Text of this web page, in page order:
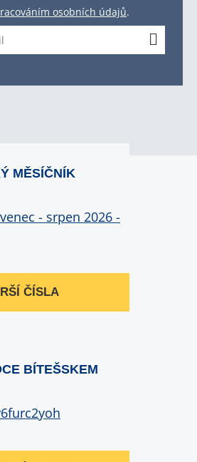
osobních údajů.
MĚSÍČNÍK
ČÍSLA
BÍTEŠSKEM